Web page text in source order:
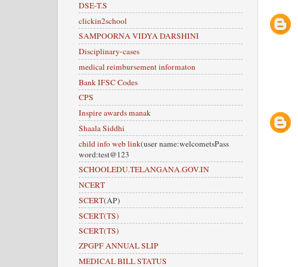
DSE-T.S
clickin2school
SAMPOORNA VIDYA DARSHINI
Disciplinary-cases
medical reimbursement informaton
Bank IFSC Codes
CPS
Inspire awards manak
Shaala Siddhi
child info web link(user name:welcometsPass
word:test@123
SCHOOLEDU.TELANGANA.GOV.IN
NCERT
SCERT(AP)
SCERT(TS)
SCERT(TS)
ZPGPF ANNUAL SLIP
MEDICAL BILL STATUS